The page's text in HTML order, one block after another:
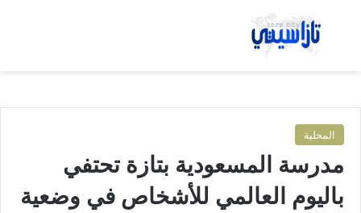
بحث عن
المحلية
مدرسة المسعودية بتازة تحتفي
باليوم العالمي للأشخاص في وضعية